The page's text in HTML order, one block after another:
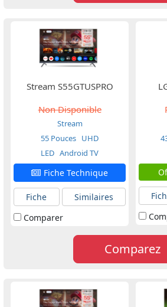
Stream S55GTUSPRO
Non Disponible
Stream
55 Pouces UHD
LED Android TV
Fiche Technique
Fiche
Similaires
Comparer
Comparez